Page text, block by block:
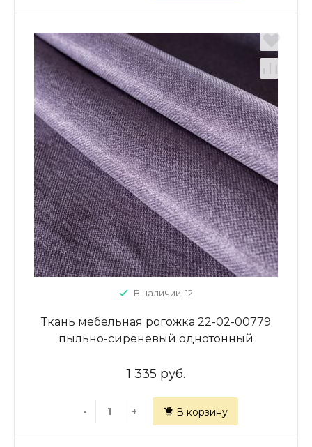
В наличии: 12
Ткань мебельная рогожка 22-02-00779
пыльно-сиреневый однотонный
1 335 руб.
- + В корзину